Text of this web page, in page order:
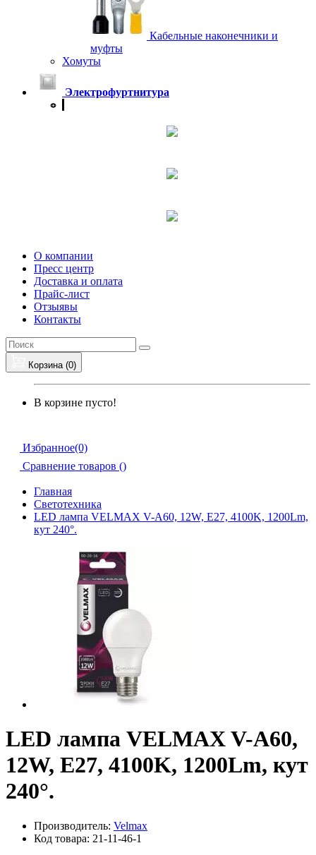
Кабельные наконечники и
муфты
Хомуты
Электрофуртнитура
О компании
Пресс центр
Доставка и оплата
Прайс-лист
Отзыявы
Контакты
Корзина (0)
В корзине пусто!
Избранное(0)
Сравнение товаров ()
Главная
Светотехника
LED лампа VELMAX V-А60, 12W, E27, 4100K, 1200Lm,
кут 240°.
LED лампа VELMAX V-А60,
12W, E27, 4100K, 1200Lm, кут
240°.
Производитель: Velmax
Код товара: 21-11-46-1